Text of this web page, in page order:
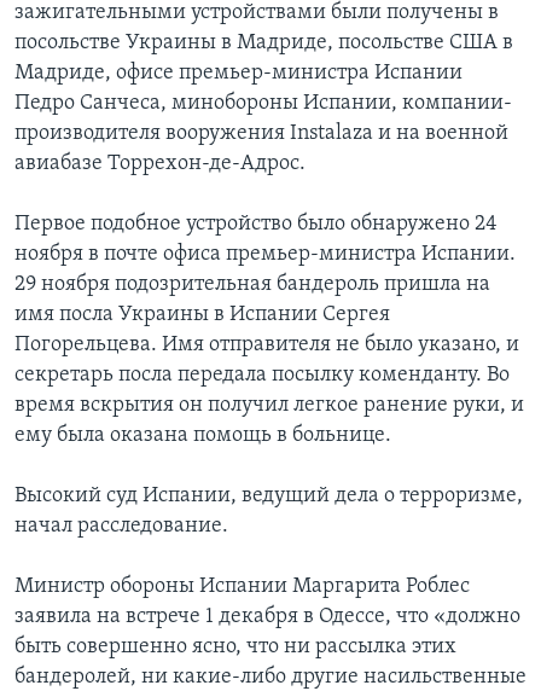
зажигательными устройствами были получены в
посольстве Украины в Мадриде, посольстве США в
Мадриде, офисе премьер-министра Испании
Педро Санчеса, минобороны Испании, компании-
производителя вооружения Instalaza и на военной
авиабазе Торрехон-де-Aдрос.
Первое подобное устройство было обнаружено 24
ноября в почте офиса премьер-министра Испании.
29 ноября подозрительная бандероль пришла на
имя посла Украины в Испании Сергея
Погорельцева. Имя отправителя не было указано, и
секретарь посла передала посылку коменданту. Во
время вскрытия он получил легкое ранение руки, и
ему была оказана помощь в больнице.
Высокий суд Испании, ведущий дела о терроризме,
начал расследование.
Министр обороны Испании Маргарита Роблес
заявила на встрече 1 декабря в Одессе, что «должно
быть совершенно ясно, что ни рассылка этих
бандеролей, ни какие-либо другие насильственные